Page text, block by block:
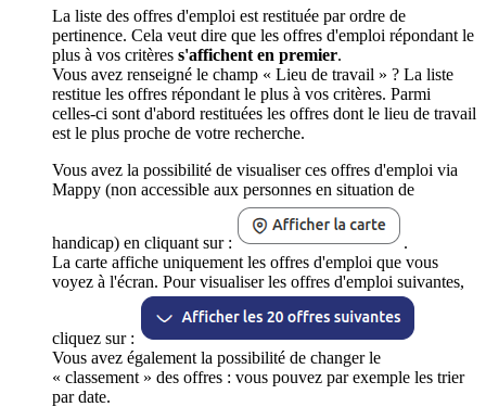
La liste des offres d'emploi est restituée par ordre de
pertinence. Cela veut dire que les offres d'emploi répondant le
plus à vos critères s'affichent en premier.
Vous avez renseigné le champ « Lieu de travail » ? La liste
restitue les offres répondant le plus à vos critères. Parmi
celles-ci sont d'abord restituées les offres dont le lieu de travail
est le plus proche de votre recherche.
Vous avez la possibilité de visualiser ces offres d'emploi via
Mappy (non accessible aux personnes en situation de
handicap) en cliquant sur :
.
La carte affiche uniquement les offres d'emploi que vous
voyez à l'écran. Pour visualiser les offres d'emploi suivantes,
cliquez sur :
Vous avez également la possibilité de changer le
« classement » des offres : vous pouvez par exemple les trier
par date.